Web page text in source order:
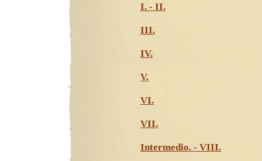
I. - II.
III.
IV.
V.
VI.
VII.
Intermedio. - VIII.